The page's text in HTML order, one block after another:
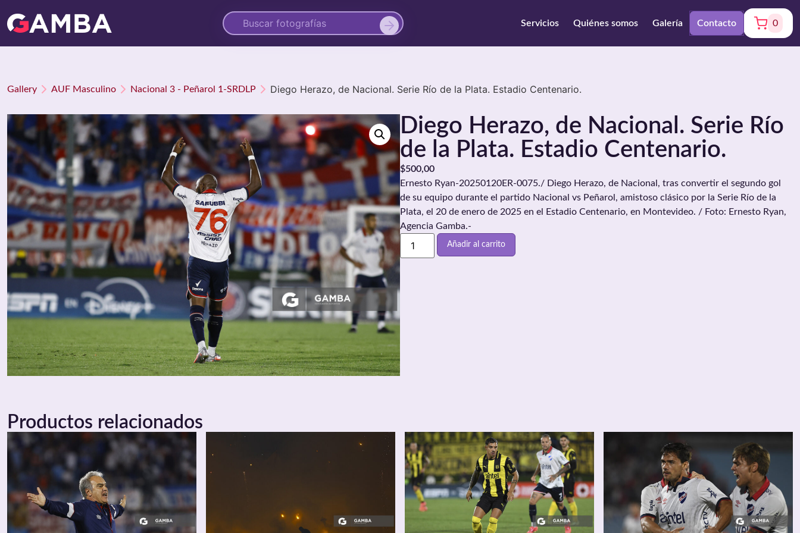
Servicios Quiénes somos Galería Contacto 0
Gallery AUF Masculino Nacional 3 - Peñarol 1-SRDLP Diego Herazo, de Nacional. Serie Río de la Plata. Estadio Centenario.
Diego Herazo, de Nacional. Serie Río
de la Plata. Estadio Centenario.
$500,00
Ernesto Ryan-20250120ER-0075./ Diego Herazo, de Nacional, tras convertir el segundo gol
de su equipo durante el partido Nacional vs Peñarol, amistoso clásico por la Serie Río de la
Plata, el 20 de enero de 2025 en el Estadio Centenario, en Montevideo. / Foto: Ernesto Ryan,
Agencia Gamba.-
Añadir al carrito
Productos relacionados